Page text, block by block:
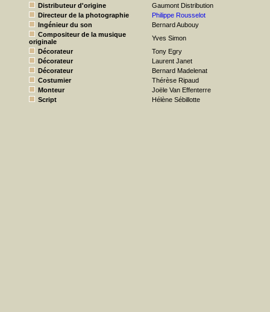
Distributeur d'origine
Gaumont Distribution
Directeur de la photographie
Philippe Rousselot
Ingénieur du son
Bernard Aubouy
Compositeur de la musique
originale
Yves Simon
Décorateur
Tony Egry
Décorateur
Laurent Janet
Décorateur
Bernard Madelenat
Costumier
Thérèse Ripaud
Monteur
Joële Van Effenterre
Script
Hélène Sébillotte